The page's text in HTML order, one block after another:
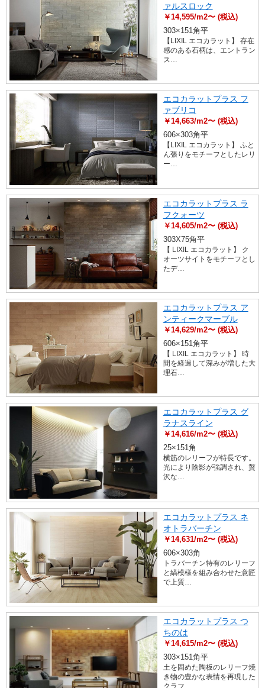
ァルスロック
￥14,595/m2〜 (税込)
303×151角平
【LIXIL エコカラット】 存在
感のある石柄は、エントラン
ス…
エコカラットプラス フ
ァブリコ
￥14,663/m2〜 (税込)
606×303角平
【LIXIL エコカラット】 ふと
ん張りをモチーフとしたレリ
ー…
エコカラットプラス ラ
フクォーツ
￥14,605/m2〜 (税込)
303X75角平
【 LIXIL エコカラット】 ク
オーツサイトをモチーフとし
たデ…
エコカラットプラス ア
ンティークマーブル
￥14,629/m2〜 (税込)
606×151角平
【 LIXIL エコカラット】 時
間を経過して深みが増した大
理石…
エコカラットプラス グ
ラナスライン
￥14,616/m2〜 (税込)
25×151角
横筋のレリーフが特長です。
光により陰影が強調され、贅
沢な…
エコカラットプラス ネ
オトラバーチン
￥14,631/m2〜 (税込)
606×303角
トラバーチン特有のレリーフ
と縞模様を組み合わせた意匠
で上質…
エコカラットプラス つ
ちのは
￥14,615/m2〜 (税込)
303×151角平
土を固めた陶板のレリーフ焼
き物の豊かな表情を再現した
クラフ…